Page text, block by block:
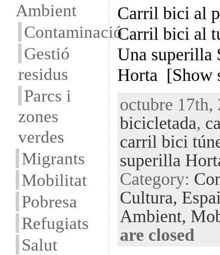
Ambient
Contaminació
Gestió
residus
Parcs i
zones
verdes
Migrants
Mobilitat
Pobresa
Refugiats
Salut
Carril bici al
Carril bici al
Una superilla
Horta [Show
octubre 17th,
bicicletada,
carril bici
superilla
Category:
Cultura,
Ambient,
are closed